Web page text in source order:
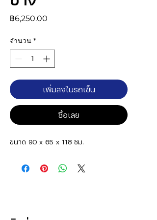
฿6,250.00
จำนวน *
เพิ่มลงในรถเข็น
ซื้อเลย
ขนาด 90 x 65 x 118 ซม.